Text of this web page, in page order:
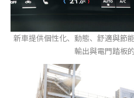
新車提供個性化、動態、舒適與節
輸出與電門踏板